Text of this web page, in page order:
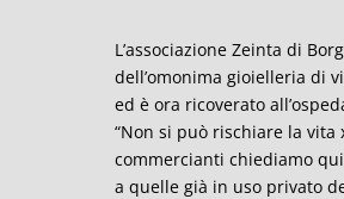
L’associazione Zeinta di
dell’omonima gioielleria di
ed è ora ricoverato
“Non si può rischiare la
commercianti chiediamo
a quelle già in uso privato